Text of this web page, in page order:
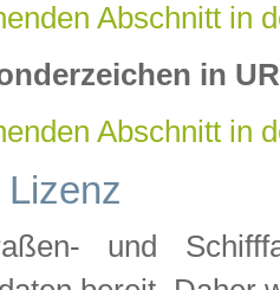
Abschnitt in
in
Abschnitt in
und